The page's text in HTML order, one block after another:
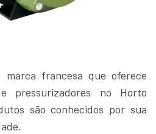
marca francesa que oferece
pressurizadores no Horto
são conhecidos por sua